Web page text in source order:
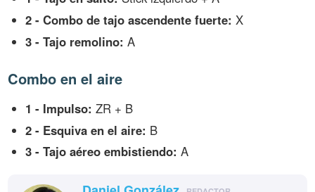
2 - Combo de tajo ascendente fuerte: X
3 - Tajo remolino: A
Combo en el aire
1 - Impulso: ZR + B
2 - Esquiva en el aire: B
3 - Tajo aéreo embistiendo: A